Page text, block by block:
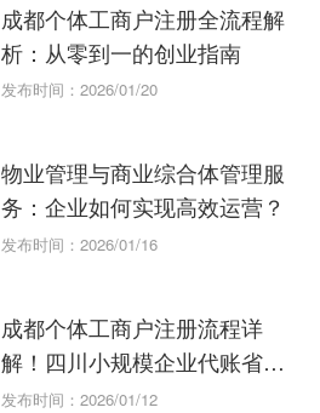
成都个体工商户注册全流程解
析：从零到一的创业指南
发布时间：2026/01/20
物业管理与商业综合体管理服
务：企业如何实现高效运营？
发布时间：2026/01/16
成都个体工商户注册流程详
解！四川小规模企业代账省钱
妙招
发布时间：2026/01/12